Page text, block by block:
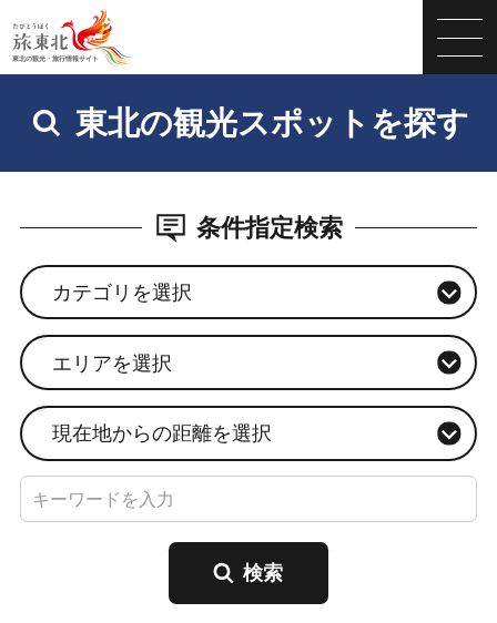
東北の観光スポットを探す
条件指定検索
カテゴリを選択
エリアを選択
現在地からの距離を選択